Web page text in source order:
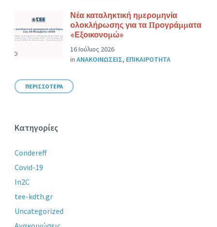
Νέα καταληκτική ημερομηνία
ολοκλήρωσης για τα Προγράμματα
«Εξοικονομώ»
16 Ιούλιος 2026
in ΑΝΑΚΟΙΝΩΣΕΙΣ, ΕΠΙΚΑΙΡΟΤΗΤΑ
ΠΕΡΙΣΣΟΤΕΡΑ
Κατηγορίες
Condereff
Covid-19
In2C
tee-kdth.gr
Uncategorized